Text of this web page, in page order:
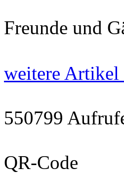
Freunde und
weitere Artikel
550799
QR-Code